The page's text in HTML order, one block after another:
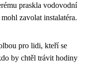
praskla vodovodní
zavolat instalatéra.
pro lidi, kteří se
by chtěl trávit hodiny